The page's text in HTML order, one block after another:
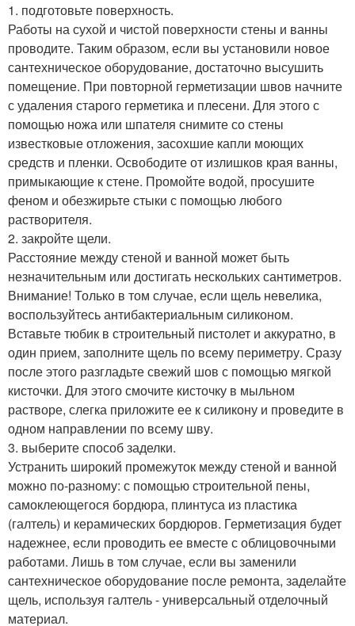
1. подготовьте поверхность.
Работы на сухой и чистой поверхности стены и ванны
проводите. Таким образом, если вы установили новое
сантехническое оборудование, достаточно высушить
помещение. При повторной герметизации швов начните
с удаления старого герметика и плесени. Для этого с
помощью ножа или шпателя снимите со стены
известковые отложения, засохшие капли моющих
средств и пленки. Освободите от излишков края ванны,
примыкающие к стене. Промойте водой, просушите
феном и обезжирьте стыки с помощью любого
растворителя.
2. закройте щели.
Расстояние между стеной и ванной может быть
незначительным или достигать нескольких сантиметров.
Внимание! Только в том случае, если щель невелика,
воспользуйтесь антибактериальным силиконом.
Вставьте тюбик в строительный пистолет и аккуратно, в
один прием, заполните щель по всему периметру. Сразу
после этого разгладьте свежий шов с помощью мягкой
кисточки. Для этого смочите кисточку в мыльном
растворе, слегка приложите ее к силикону и проведите в
одном направлении по всему шву.
3. выберите способ заделки.
Устранить широкий промежуток между стеной и ванной
можно по-разному: с помощью строительной пены,
самоклеющегося бордюра, плинтуса из пластика
(галтель) и керамических бордюров. Герметизация будет
надежнее, если проводить ее вместе с облицовочными
работами. Лишь в том случае, если вы заменили
сантехническое оборудование после ремонта, заделайте
щель, используя галтель - универсальный отделочный
материал.